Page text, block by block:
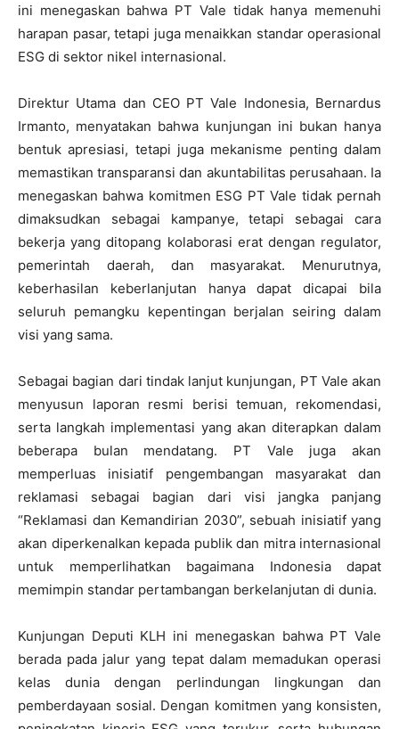
ini menegaskan bahwa PT Vale tidak hanya memenuhi
harapan pasar, tetapi juga menaikkan standar operasional
ESG di sektor nikel internasional.
Direktur Utama dan CEO PT Vale Indonesia, Bernardus
Irmanto, menyatakan bahwa kunjungan ini bukan hanya
bentuk apresiasi, tetapi juga mekanisme penting dalam
memastikan transparansi dan akuntabilitas perusahaan. Ia
menegaskan bahwa komitmen ESG PT Vale tidak pernah
dimaksudkan sebagai kampanye, tetapi sebagai cara
bekerja yang ditopang kolaborasi erat dengan regulator,
pemerintah daerah, dan masyarakat. Menurutnya,
keberhasilan keberlanjutan hanya dapat dicapai bila
seluruh pemangku kepentingan berjalan seiring dalam
visi yang sama.
Sebagai bagian dari tindak lanjut kunjungan, PT Vale akan
menyusun laporan resmi berisi temuan, rekomendasi,
serta langkah implementasi yang akan diterapkan dalam
beberapa bulan mendatang. PT Vale juga akan
memperluas inisiatif pengembangan masyarakat dan
reklamasi sebagai bagian dari visi jangka panjang
“Reklamasi dan Kemandirian 2030”, sebuah inisiatif yang
akan diperkenalkan kepada publik dan mitra internasional
untuk memperlihatkan bagaimana Indonesia dapat
memimpin standar pertambangan berkelanjutan di dunia.
Kunjungan Deputi KLH ini menegaskan bahwa PT Vale
berada pada jalur yang tepat dalam memadukan operasi
kelas dunia dengan perlindungan lingkungan dan
pemberdayaan sosial. Dengan komitmen yang konsisten,